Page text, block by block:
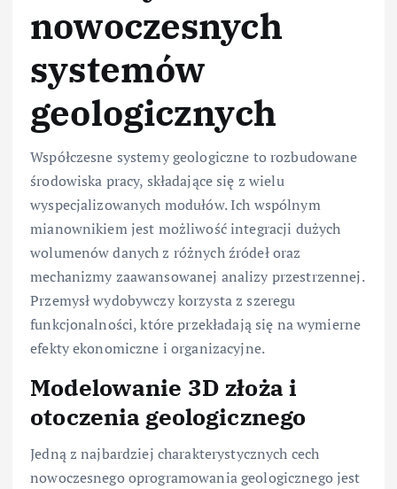
nowoczesnych
systemów
geologicznych
Współczesne systemy geologiczne to rozbudowane
środowiska pracy, składające się z wielu
wyspecjalizowanych modułów. Ich wspólnym
mianownikiem jest możliwość integracji dużych
wolumenów danych z różnych źródeł oraz
mechanizmy zaawansowanej analizy przestrzennej.
Przemysł wydobywczy korzysta z szeregu
funkcjonalności, które przekładają się na wymierne
efekty ekonomiczne i organizacyjne.
Modelowanie 3D złoża i
otoczenia geologicznego
Jedną z najbardziej charakterystycznych cech
nowoczesnego oprogramowania geologicznego jest